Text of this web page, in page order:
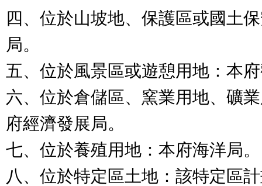
四、位於山坡地、保護區或國土
局。
五、位於風景區或遊憩用地：本
六、位於倉儲區、窯業用地、礦
府經濟發展局。
七、位於養殖用地：本府海洋局。
八、位於特定區土地：該特定區